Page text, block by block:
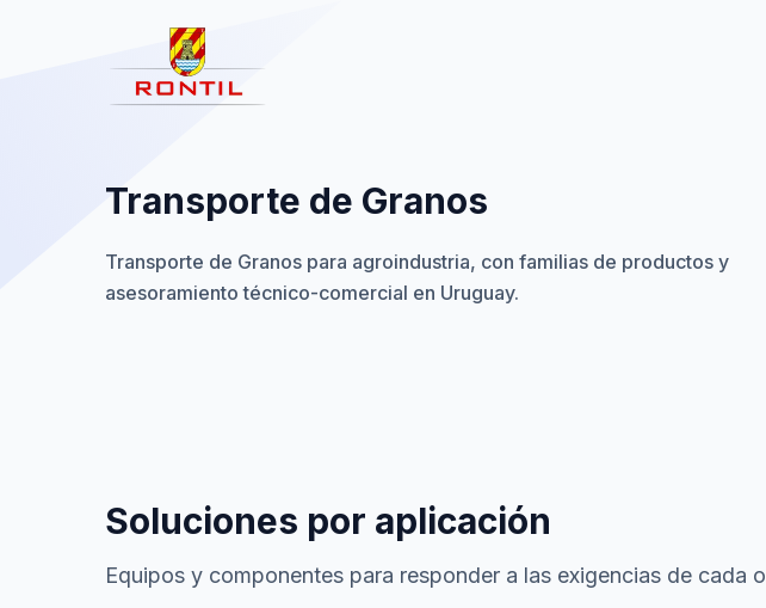
Transporte de Granos
Transporte de Granos para agroindustria, con familias de productos y
asesoramiento técnico-comercial en Uruguay.
Soluciones por aplicación
Equipos y componentes para responder a las exigencias de cada